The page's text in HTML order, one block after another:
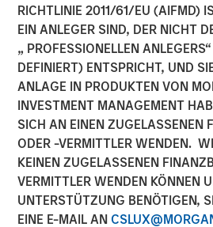
RICHTLINIE 2011/61/EU (AIFMD)
EIN ANLEGER SIND, DER NICHT
„ PROFESSIONELLEN
DEFINIERT) ENTSPRICHT, UND
ANLAGE IN PRODUKTEN VON
INVESTMENT MANAGEMENT
SICH AN EINEN ZUGELASSENEN
ODER -VERMITTLER WENDEN.
KEINEN ZUGELASSENEN
VERMITTLER WENDEN KÖNNEN
UNTERSTÜTZUNG BENÖTIGEN,
EINE E-MAIL AN
CONSILIENT OBSERVER
Which One Is
Issuance and
24 JULI 2024